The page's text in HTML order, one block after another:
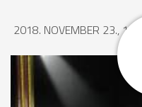
2018. NOVEMBER 23., 13:47
MEGOSZTÁS